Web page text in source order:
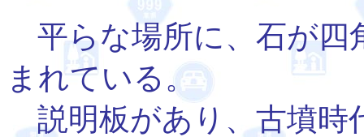
平らな場所に、石が四
まれている。
説明板があり、古墳時